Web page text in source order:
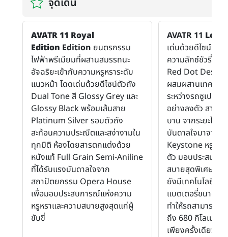
AVATR 11 Royal
Edition Edition ยนตรกรรม
ไฟฟ้าพรีเมียมที่ผสานสมรรถนะ
อัจฉริยะเข้ากับความหรูหราระดับ
แนวหน้า โดดเด่นด้วยดีไซน์ตัวถัง
Dual Tone สี Glossy Grey และ
Glossy Black พร้อมเส้นสาย
Platinum Silver รอบตัวถัง
สะท้อนความประณีตและสง่างามใน
ทุกมิติ ห้องโดยสารตกแต่งด้วย
หนังแท้ Full Grain Semi-Aniline
ที่ได้รับแรงบันดาลใจจาก
สถาปัตยกรรม Opera House
เพื่อมอบประสบการณ์แห่งความ
หรูหราและความสบายสูงสุดแก่ผู้
ขับขี่
AVATR 11 Long
เด่นด้วยดีไซน์ทัน
ความลักซ์ชัวรี่ กา
Red Dot
ผสมผสานเทคโน
ระหว่างรถซูเปอร์ค
อย่างลงตัว สามา
บาน จากระยะไกล
บันดาลใจมาจาก
Keystone หรูหรา
ตัว มอบประสบกา
สบายสุดพิเศษระดั
ยังมีเทคโนโลยีแบ
แบตเตอรี่ขนาด
ทำให้รถสามารถวิ่ง
ถึง 680 กิโลเมตร
เพียงครั้งเดียว